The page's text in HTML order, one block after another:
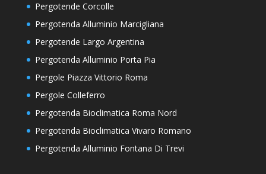
Pergotende Corcolle
Pergotenda Alluminio Marcigliana
Pergotende Largo Argentina
Pergotenda Alluminio Porta Pia
Pergole Piazza Vittorio Roma
Pergole Colleferro
Pergotenda Bioclimatica Roma Nord
Pergotenda Bioclimatica Vivaro Romano
Pergotenda Alluminio Fontana Di Trevi